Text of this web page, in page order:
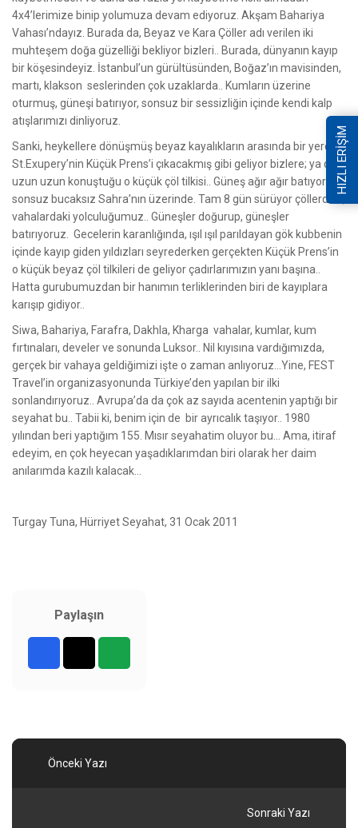
4x4’lerimize binip yolumuza devam ediyoruz. Akşam Bahariya
Vahası’ndayız. Burada da, Beyaz ve Kara Çöller adı verilen iki
muhteşem doğa güzelliği bekliyor bizleri.. Burada, dünyanın kayıp
bir köşesindeyiz. İstanbul’un gürültüsünden, Boğaz’ın mavisinden,
martı, klakson seslerinden çok uzaklarda.. Kumların üzerine
oturmuş, güneşi batırıyor, sonsuz bir sessizliğin içinde kendi kalp
atışlarımızı dinliyoruz.
Sanki, heykellere dönüşmüş beyaz kayalıkların arasında bir yerden
St.Exupery’nin Küçük Prens’i çıkacakmış gibi geliyor bizlere; ya da
uzun uzun konuştuğu o küçük çöl tilkisi.. Güneş ağır ağır batıyor
sonsuz bucaksız Sahra’nın üzerinde. Tam 8 gün sürüyor çöllerdeki,
vahalardaki yolculuğumuz.. Güneşler doğurup, güneşler
batırıyoruz. Gecelerin karanlığında, ışıl ışıl parıldayan gök kubbenin
içinde kayıp giden yıldızları seyrederken gerçekten Küçük Prens’in
o küçük beyaz çöl tilkileri de geliyor çadırlarımızın yanı başına..
Hatta gurubumuzdan bir hanımın terliklerinden biri de kayıplara
karışıp gidiyor..
Siwa, Bahariya, Farafra, Dakhla, Kharga vahalar, kumlar, kum
fırtınaları, develer ve sonunda Luksor.. Nil kıyısına vardığımızda,
gerçek bir vahaya geldiğimizi işte o zaman anlıyoruz…Yine, FEST
Travel’in organizasyonunda Türkiye’den yapılan bir ilki
sonlandırıyoruz.. Avrupa’da da çok az sayıda acentenin yaptığı bir
seyahat bu.. Tabii ki, benim için de bir ayrıcalık taşıyor.. 1980
yılından beri yaptığım 155. Mısır seyahatim oluyor bu... Ama, itiraf
edeyim, en çok heyecan yaşadıklarımdan biri olarak her daim
anılarımda kazılı kalacak…
Turgay Tuna, Hürriyet Seyahat, 31 Ocak 2011
Paylaşın
Önceki Yazı
Sonraki Yazı
HIZLI ERİŞİM